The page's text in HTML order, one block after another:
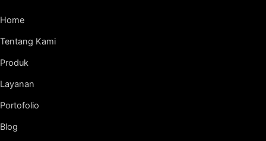
Home
Tentang Kami
Produk
Layanan
Portofolio
Blog